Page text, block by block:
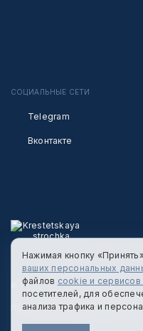
СОЦИАЛЬНЫЕ СЕТИ
Telegram
Вконтакте
© 2026 КРЕСТЕЦКАЯ СТРОЧКА
ПОЛИТИКА
Нажимая кнопку
ваших персональных
файлов cookie и сервисов
посетителей, для
анализа трафика и